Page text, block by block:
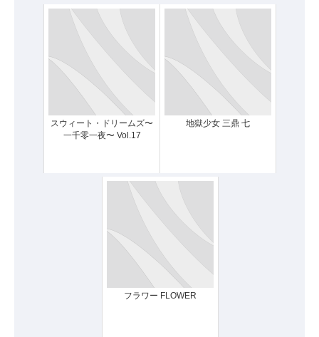
スウィート・ドリームズ〜
一千零一夜〜 Vol.17
地獄少女 三鼎 七
フラワー FLOWER